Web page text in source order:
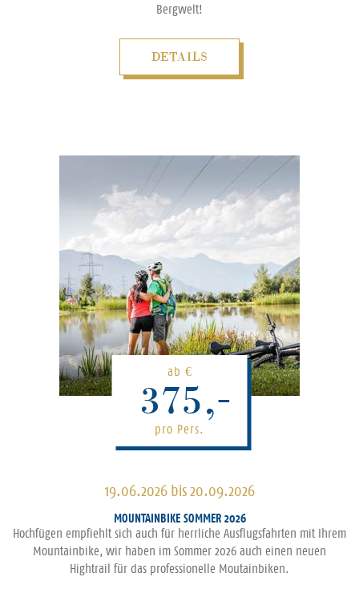
Bergwelt!
DETAILS
ab €
375,-
pro Pers.
19.06.2026 bis 20.09.2026
MOUNTAINBIKE SOMMER 2026
Hochfügen empfiehlt sich auch für herrliche Ausflugsfahrten mit Ihrem
Mountainbike, wir haben im Sommer 2026 auch einen neuen
Hightrail für das professionelle Moutainbiken.